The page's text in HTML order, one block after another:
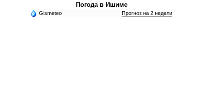
Погода в Ишиме
Gismeteo Прогноз на 2 недели